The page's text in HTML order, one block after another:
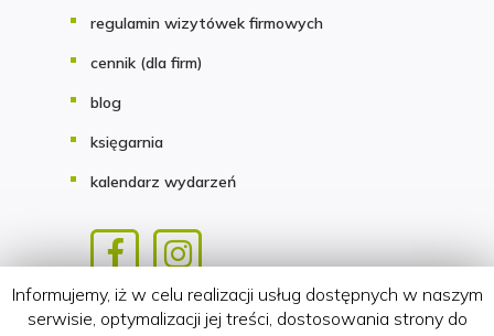
regulamin wizytówek firmowych
cennik (dla firm)
blog
księgarnia
kalendarz wydarzeń
Copyright 2018-2026 HATTERIA.PL
Informujemy, iż w celu realizacji usług dostępnych w naszym
serwisie, optymalizacji jej treści, dostosowania strony do